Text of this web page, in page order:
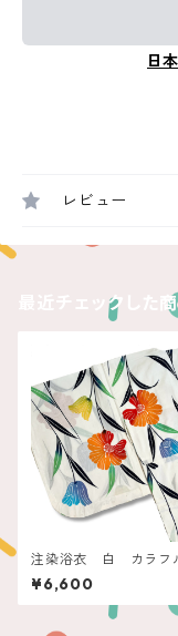
日
レビュー
最近チェックした
注染浴衣 白 カラフ
ワーライン
¥6,600